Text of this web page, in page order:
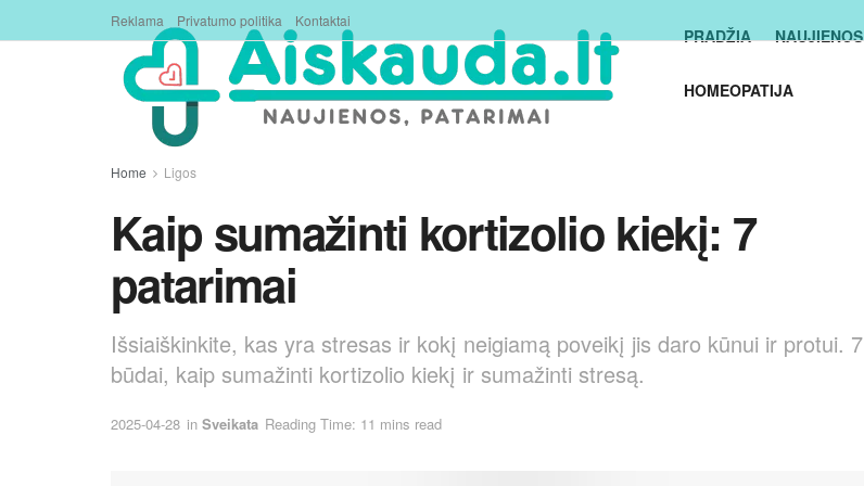
Reklama Privatumo politika Kontaktai
PRADŽIA NAUJIENOS
HOMEOPATIJA
Home Ligos
Kaip sumažinti kortizolio kiekį: 7
patarimai
Išsiaiškinkite, kas yra stresas ir kokį neigiamą poveikį jis daro kūnui ir protui. 7
būdai, kaip sumažinti kortizolio kiekį ir sumažinti stresą.
2025-04-28 in Sveikata Reading Time: 11 mins read